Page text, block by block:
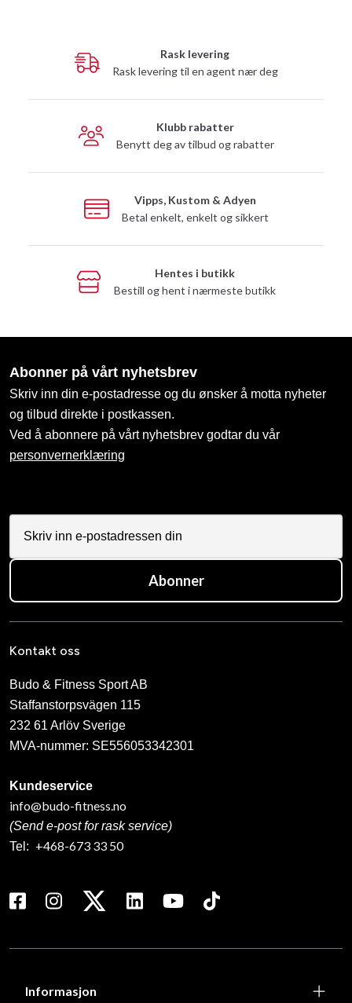
Rask levering
Rask levering til en agent nær deg
Klubb rabatter
Benytt deg av tilbud og rabatter
Vipps, Kustom & Adyen
Betal enkelt, enkelt og sikkert
Hentes i butikk
Bestill og hent i nærmeste butikk
Abonner på vårt nyhetsbrev
Skriv inn din e-postadresse og du ønsker å motta nyheter
og tilbud direkte i postkassen.
Ved å abonnere på vårt nyhetsbrev godtar du vår
personvernerklæring
Abonner
Kontakt oss
Budo & Fitness Sport AB
Staffanstorpsvägen 115
232 61 Arlöv Sverige
MVA-nummer: SE556053342301
Kundeservice
info@budo-fitness.no
(Send e-post for rask service)
Tel: +468-673 33 50
Informasjon